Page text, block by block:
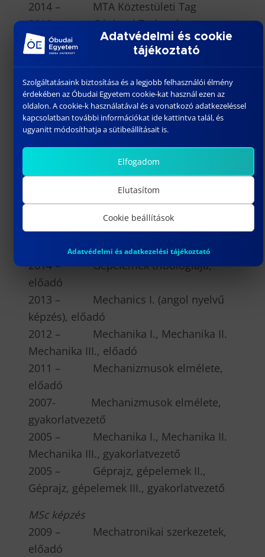
2014 – MTA Köztestületi Tag
2012 – Gépipari Tudományos
Testület tagja
2010 – Kutatók éjszakája, ÓE, BGK
szervezése, vezetése
Acta Polytechnica Hungarica, Estonian
Journal of Engineering, Surface
Topography: Metrology and
Properties, folyóiratok rendszeres
bírálója
OKTATÓI TEVÉKENYSÉG
c képzés
2014 – Gépelemek tribológiája,
előadó
2013 – Mechanics I. (angol nyelvű
képzés), előadó
2012 – Mechanika I., Mechanika II.
Mechanika III., előadó
2011 – Mechanizmusok elmélete,
előadó
2007- Mechanizmusok elmélete,
gyakorlatvezető
2005 – Mechanika I., Mechanika II.
Mechanika III., gyakorlatvezető
2005 – Géprajz, gépelemek II.,
Géprajz, gépelemek III., gyakorlatvezető
MSc képzés
2009 – Mechatronikai szerkezetek,
előadó
Adatvédelmi és cookie
tájékoztató
Szolgáltatásaink biztosítása és a legjobb felhasználói élmény
érdekében az Óbudai Egyetem cookie-kat használ ezen az
oldalon. A cookie-k használatával és a vonatkozó adatkezeléssel
kapcsolatban további információkat ide kattintva talál, és
ugyanitt módosíthatja a sütibeállításait is.
Elfogadom
Elutasítom
Cookie beállítások
Adatvédelmi és adatkezelési tájékoztató